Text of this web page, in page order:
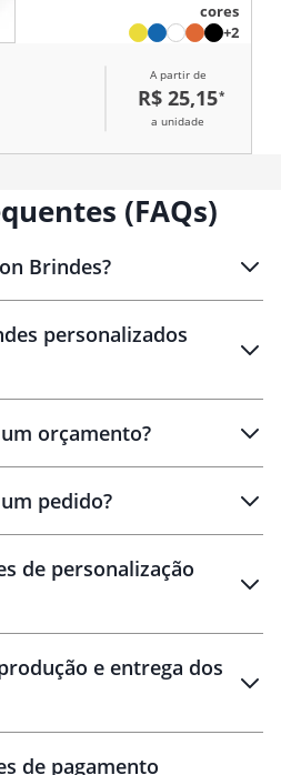
brim , botão encapado ,
fechamento com regulador em
cores
+2
A partir de
R$ 25,15*
a unidade
(FAQs)
Brindes?
personalizados
personalizados
orçamento?
brinde
pedido?
de personalização
e entrega dos
de pagamento